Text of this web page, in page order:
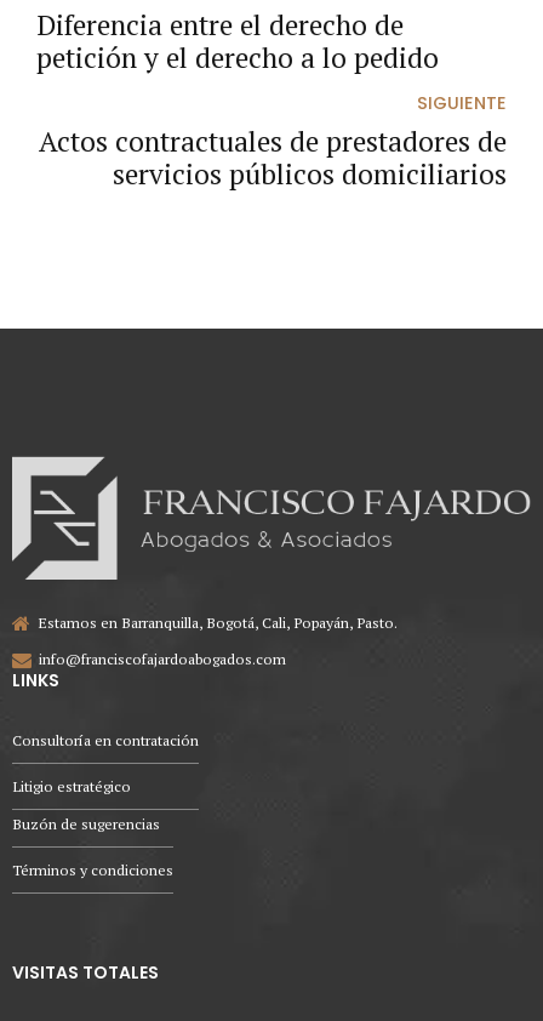
Diferencia entre el derecho de
petición y el derecho a lo pedido
SIGUIENTE
Actos contractuales de prestadores de
servicios públicos domiciliarios
Estamos en Barranquilla, Bogotá, Cali, Popayán, Pasto.
info@franciscofajardoabogados.com
LINKS
Consultoría en contratación
Litigio estratégico
Buzón de sugerencias
Términos y condiciones
VISITAS TOTALES